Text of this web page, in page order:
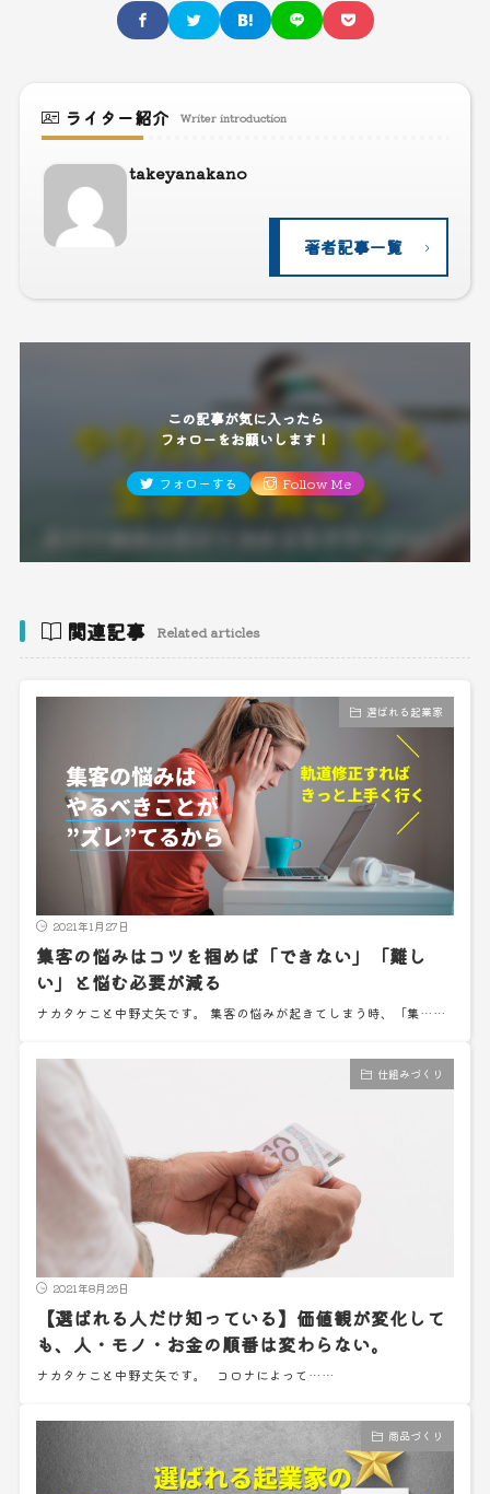
ライター紹介 Writer introduction
takeyanakano
著者記事一覧
この記事が気に入ったら
フォローをお願いします！
フォローする Follow Me
関連記事 Related articles
選ばれる起業家
2021年1月27日
集客の悩みはコツを掴めば「できない」「難し
い」と悩む必要が減る
ナカタケこと中野丈矢です。 集客の悩みが起きてしまう時、「集……
仕組みづくり
2021年8月26日
【選ばれる人だけ知っている】価値観が変化して
も、人・モノ・お金の順番は変わらない。
ナカタケこと中野丈矢です。 コロナによって……
商品づくり